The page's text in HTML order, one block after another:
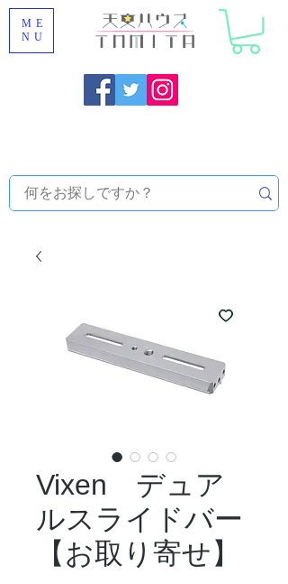
ME
NU
Vixen デュア
ルスライドバー
【お取り寄せ】